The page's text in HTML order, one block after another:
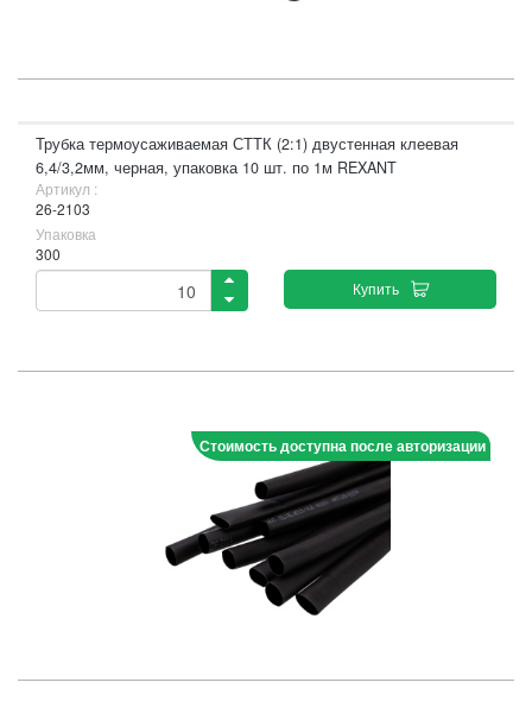
Трубка термоусаживаемая СТТК (2:1) двустенная клеевая
6,4/3,2мм, черная, упаковка 10 шт. по 1м REXANT
Артикул :
26-2103
Упаковка
300
Купить
Стоимость доступна после авторизации